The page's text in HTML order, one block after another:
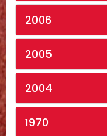
2006
2005
2004
1970